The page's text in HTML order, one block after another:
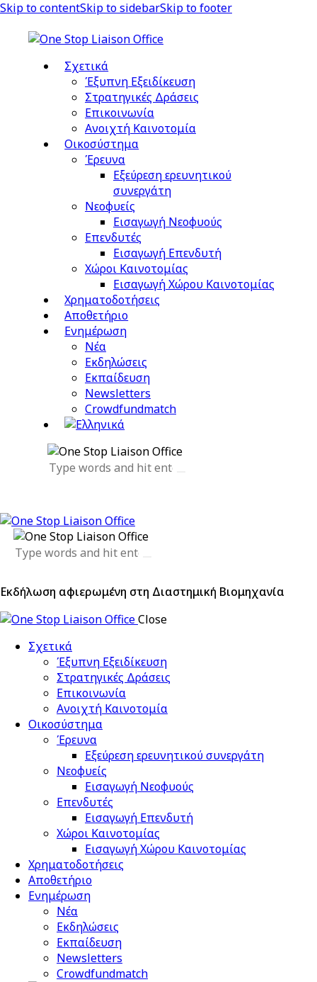
Skip to contentSkip to sidebarSkip to footer
Σχετικά
Έξυπνη Εξειδίκευση
Στρατηγικές Δράσεις
Επικοινωνία
Ανοιχτή Καινοτομία
Οικοσύστημα
Έρευνα
Εξεύρεση ερευνητικού
συνεργάτη
Νεοφυείς
Εισαγωγή Νεοφυούς
Επενδυτές
Εισαγωγή Επενδυτή
Χώροι Καινοτομίας
Εισαγωγή Χώρου Καινοτομίας
Χρηματοδοτήσεις
Αποθετήριο
Ενημέρωση
Νέα
Εκδηλώσεις
Εκπαίδευση
Newsletters
Crowdfundmatch
Εκδήλωση αφιερωμένη στη Διαστημική Βιομηχανία
Close
Σχετικά
Έξυπνη Εξειδίκευση
Στρατηγικές Δράσεις
Επικοινωνία
Ανοιχτή Καινοτομία
Οικοσύστημα
Έρευνα
Εξεύρεση ερευνητικού συνεργάτη
Νεοφυείς
Εισαγωγή Νεοφυούς
Επενδυτές
Εισαγωγή Επενδυτή
Χώροι Καινοτομίας
Εισαγωγή Χώρου Καινοτομίας
Χρηματοδοτήσεις
Αποθετήριο
Ενημέρωση
Νέα
Εκδηλώσεις
Εκπαίδευση
Newsletters
Crowdfundmatch